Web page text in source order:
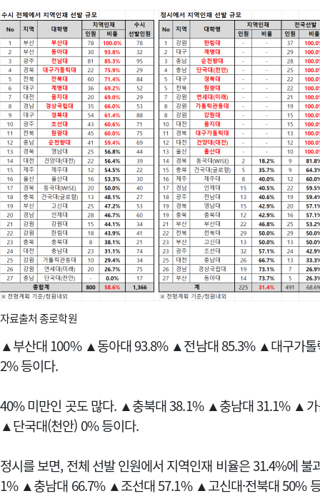
자료출처 종로학원
▲부산대 100% ▲동아대 93.8% ▲전남대 85.3% ▲대구가
2% 등이다.
40% 미만인 곳도 많다. ▲충북대 38.1% ▲충남대 31.1% ▲
▲단국대(천안) 0% 등이다.
정시를 보면, 전체 선발 인원에서 지역인재 비율은 31.4%에
1% ▲충남대 66.7% ▲조선대 57.1% ▲고신대·전북대 50%